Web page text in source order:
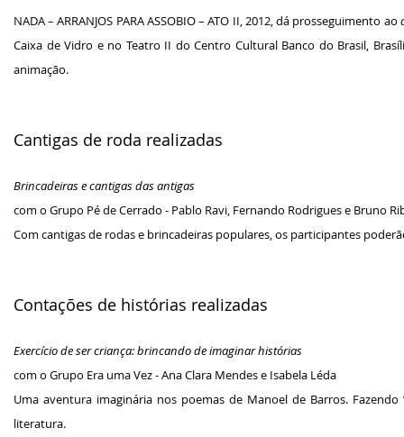
NADA – ARRANJOS PARA ASSOBIO – ATO II, 2012, dá prosseguimento ao
Caixa de Vidro e no Teatro II do Centro Cultural Banco do Brasil,
animação.
Cantigas de roda realizadas
Brincadeiras e cantigas das antigas
com o Grupo Pé de Cerrado - Pablo Ravi, Fernando Rodrigues e Bruno
Com cantigas de rodas e brincadeiras populares, os participantes
Contações de histórias realizadas
Exercício de ser criança: brincando de imaginar histórias
com o Grupo Era uma Vez - Ana Clara Mendes e Isabela Léda
Uma aventura imaginária nos poemas de Manoel de Barros.
literatura.